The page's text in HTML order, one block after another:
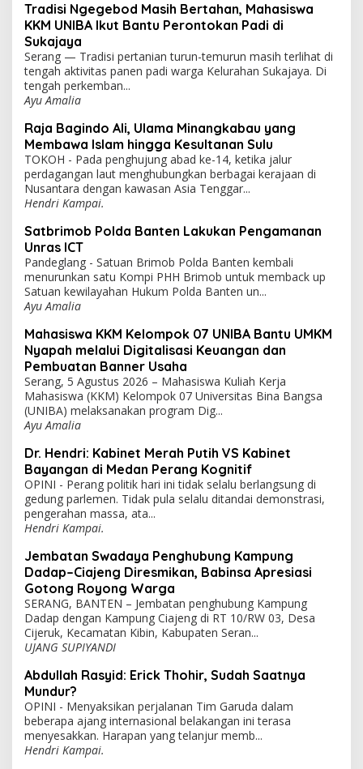
Tradisi Ngegebod Masih Bertahan, Mahasiswa
KKM UNIBA Ikut Bantu Perontokan Padi di
Sukajaya
Serang — Tradisi pertanian turun-temurun masih terlihat di
tengah aktivitas panen padi warga Kelurahan Sukajaya. Di
tengah perkemban...
Ayu Amalia
Raja Bagindo Ali, Ulama Minangkabau yang
Membawa Islam hingga Kesultanan Sulu
TOKOH - Pada penghujung abad ke-14, ketika jalur
perdagangan laut menghubungkan berbagai kerajaan di
Nusantara dengan kawasan Asia Tenggar...
Hendri Kampai.
Satbrimob Polda Banten Lakukan Pengamanan
Unras ICT
Pandeglang - Satuan Brimob Polda Banten kembali
menurunkan satu Kompi PHH Brimob untuk memback up
Satuan kewilayahan Hukum Polda Banten un...
Ayu Amalia
Mahasiswa KKM Kelompok 07 UNIBA Bantu UMKM
Nyapah melalui Digitalisasi Keuangan dan
Pembuatan Banner Usaha
Serang, 5 Agustus 2026 – Mahasiswa Kuliah Kerja
Mahasiswa (KKM) Kelompok 07 Universitas Bina Bangsa
(UNIBA) melaksanakan program Dig...
Ayu Amalia
Dr. Hendri: Kabinet Merah Putih VS Kabinet
Bayangan di Medan Perang Kognitif
OPINI - Perang politik hari ini tidak selalu berlangsung di
gedung parlemen. Tidak pula selalu ditandai demonstrasi,
pengerahan massa, ata...
Hendri Kampai.
Jembatan Swadaya Penghubung Kampung
Dadap–Ciajeng Diresmikan, Babinsa Apresiasi
Gotong Royong Warga
SERANG, BANTEN – Jembatan penghubung Kampung
Dadap dengan Kampung Ciajeng di RT 10/RW 03, Desa
Cijeruk, Kecamatan Kibin, Kabupaten Seran...
UJANG SUPIYANDI
Abdullah Rasyid: Erick Thohir, Sudah Saatnya
Mundur?
OPINI - Menyaksikan perjalanan Tim Garuda dalam
beberapa ajang internasional belakangan ini terasa
menyesakkan. Harapan yang telanjur memb...
Hendri Kampai.